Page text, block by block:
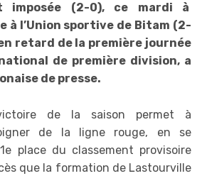
imposée (2-0), ce mardi à
à l’Union sportive de Bitam (2-
retard de la première journée
de première division, a
de presse.
de la saison permet à
de la ligne rouge, en se
place du classement provisoire
que la formation de Lastourville